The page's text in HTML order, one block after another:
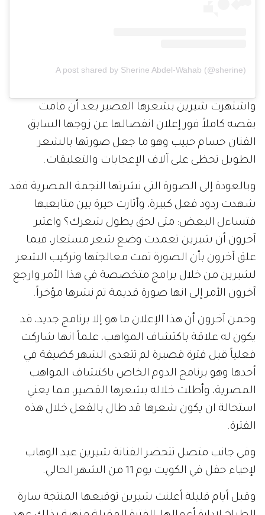
A post shared by Sherine Abdel-Wahab (@sherine)
واشتهرت شيرين بشعرها القصير بعد أن قامت
بقصه كاملاً فور إعلان انفصالها عن زوجها السابق
الفنان حسام حبيب وهو ما جعل صورتها بالشعر
الطويل تحظى على آلاف الإعجابات والتعليقات.
وبالعودة إلى الصورة التي نشرتها النجمة المصرية فقد
شهدت ردود فعل كبيرة، وأثارت حيرة بين متابعيها
فتساءل البعض: متى لحق يطول شعرك؟ واعتبر
آخرون أن شيرين تعمدت وضع شعر مستعار، فيما
علق آخرون بأن الصورة تمت معالجتها وتركيب الشعر
لشيرين من خلال برامج متخصصة في هذا الأمر وارجع
آخرون الأمر إلى انها صورة قديمة تم نشرها مؤخراً.
وخمن آخرون أن هذا الإعلان ما هو إلا برنامج جديد، قد
يكون له علاقة باكتشاف المواهب، علماً انها شاركت
فعلياً قبل فترة قصيرة لم تتعدى الشهر كضيفة في
أحدها وهو برنامج الدوم الخاص باكتشاف المواهب
المصرية، وأطلت خلاله بشعرها القصير، مما يعني
استحالة ان يكون شعرها قد طال بالفعل خلال هذه
الفترة.
وفي جانب متصل تتحضر الفنانة شيرين عبد الوهاب
لإحياء حفل في الكويت يوم 11 من الشهر الحالي.
وقبل أيام قليلة أعلنت شيرين توقيعها المنتجة سارة